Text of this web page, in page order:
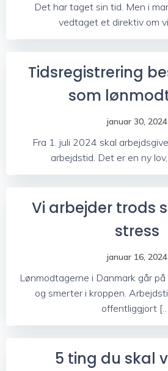
Det har taget sin tid. Men i
vedtaget et direktiv om
Tidsregistrering
som
januar 30, 2024
Fra 1. juli 2024 skal
arbejdstid. Det er en ny
Vi arbejder trods
stress
januar 16, 2024
Lønmodtagerne i Danmark går
og smerter i kroppen.
offentliggjort
5 ting du skal